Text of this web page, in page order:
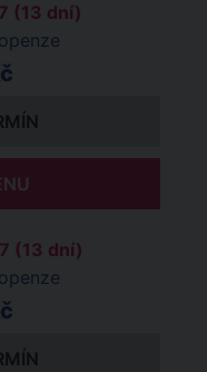
(13 dní)
(13 dní)